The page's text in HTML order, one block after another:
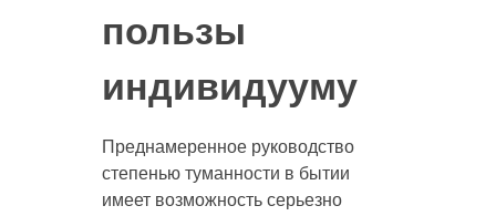
пользы
индивидууму
Преднамеренное руководство
степенью туманности в бытии
имеет возможность серьезно